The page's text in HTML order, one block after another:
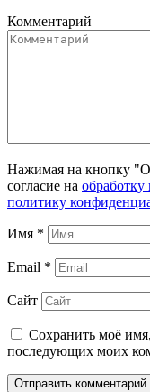
Комментарий
Нажимая на кнопку
согласие на
политику
Имя *
Email *
Сайт
Сохранить моё
последующих моих